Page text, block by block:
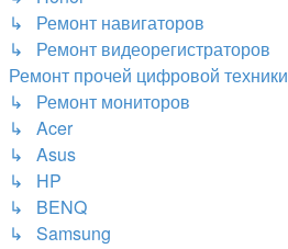
↳ Ремонт навигаторов
↳ Ремонт видеорегистраторов
Ремонт прочей цифровой техники
↳ Ремонт мониторов
↳ Acer
↳ Asus
↳ HP
↳ BENQ
↳ Samsung